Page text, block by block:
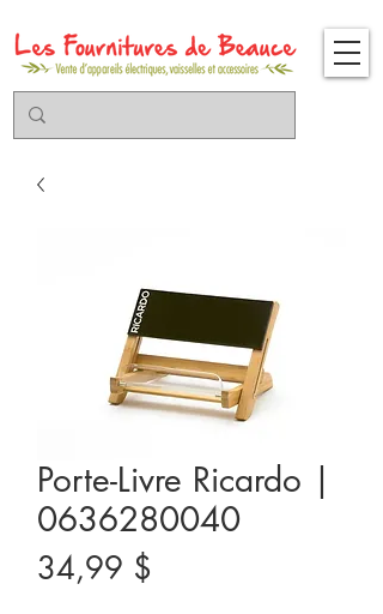
Porte-Livre Ricardo |
0636280040
34,99 $